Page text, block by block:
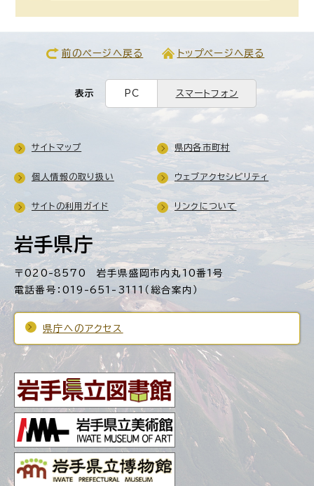
前のページへ戻る トップページへ戻る
表示 PC スマートフォン
岩手県庁
〒020-8570 岩手県盛岡市内丸10番1号
電話番号：019-651-3111（総合案内）
県庁へのアクセス
サイトマップ 県内各市町村
個人情報の取り扱い ウェブアクセシビリティ
サイトの利用ガイド リンクについて